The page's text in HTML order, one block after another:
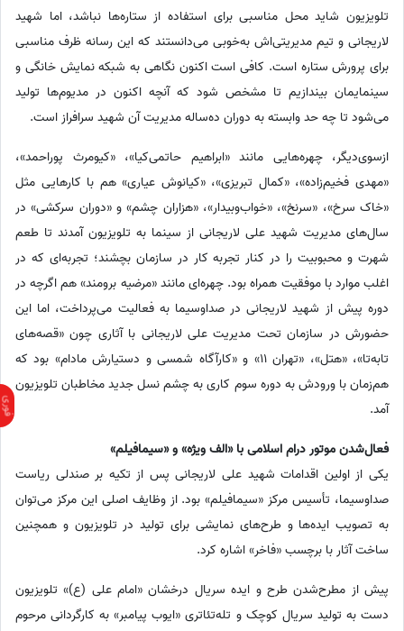
تلویزیون شاید محل مناسبی برای استفاده از ستاره‌ها نباشد، اما شهید
لاریجانی و تیم مدیریتی‌اش به‌خوبی می‌دانستند که این رسانه ظرف مناسبی
برای پرورش ستاره است. کافی است اکنون نگاهی به شبکه نمایش خانگی و
سینمایمان بیندازیم تا مشخص شود که آنچه اکنون در مدیوم‌ها تولید
می‌شود تا چه حد وابسته به دوران ده‌ساله مدیریت آن شهید سرافراز است.
ازسوی‌دیگر، چهره‌هایی مانند «ابراهیم حاتمی‌کیا»، «کیومرث پوراحمد»،
«مهدی فخیم‌زاده»، «کمال تبریزی»، «کیانوش عیاری» هم با کارهایی مثل
«خاک سرخ»، «سرنخ»، «خواب‌وبیدار»، «هزاران چشم» و «دوران سرکشی» در
سال‌های مدیریت شهید علی لاریجانی از سینما به تلویزیون آمدند تا طعم
شهرت و محبوبیت را در کنار تجربه کار در سازمان بچشند؛ تجربه‌ای که در
اغلب موارد با موفقیت همراه بود. چهره‌ای مانند «مرضیه برومند» هم اگرچه در
دوره پیش از شهید لاریجانی در صداوسیما به فعالیت می‌پرداخت، اما این
حضورش در سازمان تحت مدیریت علی لاریجانی با آثاری چون «قصه‌های
تابه‌تا»، «هتل»، «تهران 11» و «کارآگاه شمسی و دستیارش مادام» بود که
هم‌زمان با ورودش به دوره سوم کاری به چشم نسل جدید مخاطبان تلویزیون
آمد.
فعال‌شدن موتور درام اسلامی با «الف ویژه» و «سیمافیلم»
یکی از اولین اقدامات شهید علی لاریجانی پس از تکیه بر صندلی ریاست
صداوسیما، تأسیس مرکز «سیمافیلم» بود. از وظایف اصلی این مرکز می‌توان
به تصویب ایده‌ها و طرح‌های نمایشی برای تولید در تلویزیون و همچنین
ساخت آثار با برچسب «فاخر» اشاره کرد.
پیش از مطرح‌شدن طرح و ایده سریال درخشان «امام علی (ع)» تلویزیون
دست به تولید سریال کوچک و تله‌تئاتری «ایوب پیامبر» به کارگردانی مرحوم